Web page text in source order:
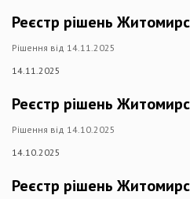
Реєстр рішень
Рішення від 14.11.2025
14.11.2025
Реєстр рішень
Рішення від 14.10.2025
14.10.2025
Реєстр рішень